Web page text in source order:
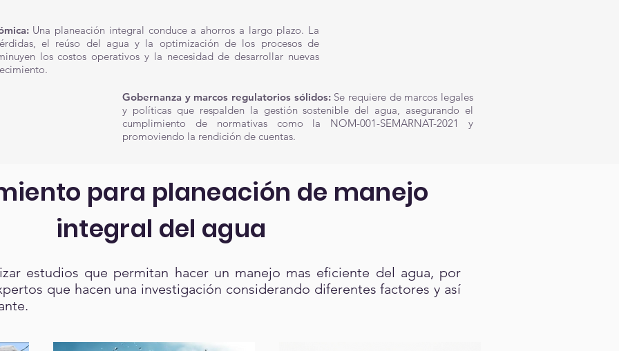
Una planeación integral conduce a ahorros a largo plazo. La
el reúso del agua y la optimización de los procesos de
los costos operativos y la necesidad de desarrollar nuevas
Gobernanza y marcos regulatorios sólidos: Se requiere de marcos legales
y políticas que respalden la gestión sostenible del agua, asegurando el
cumplimiento de normativas como la NOM-001-SEMARNAT-2021 y
promoviendo la rendición de cuentas.
para planeación de manejo
integral del agua
estudios que permitan hacer un manejo mas eficiente del agua, por
que hacen una investigación considerando diferentes factores y así